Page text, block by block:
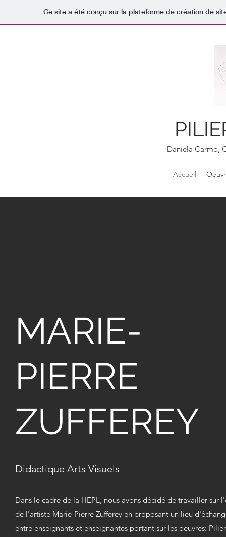
Ce site a été conçu sur la plateforme de création de
Daniela Carmo,
Accueil
MARIE-
PIERRE
ZUFFEREY
Didactique Arts Visuels
Dans le cadre de la HEPL, nous avons décidé de travailler sur
de l'artiste Marie-Pierre Zufferey en proposant un lieu
entre enseignants et enseignantes portant sur les oeuvres: